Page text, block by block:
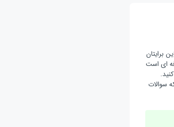
برایتان
حرفه ای است
سوالات